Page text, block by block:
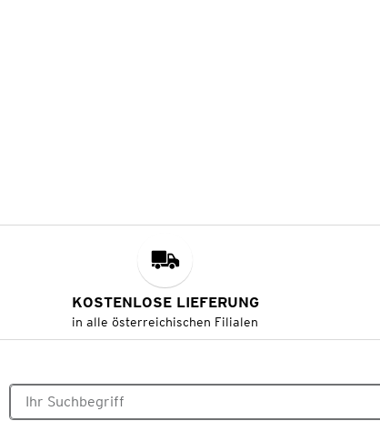
KOSTENLOSE LIEFERUNG
in alle österreichischen Filialen